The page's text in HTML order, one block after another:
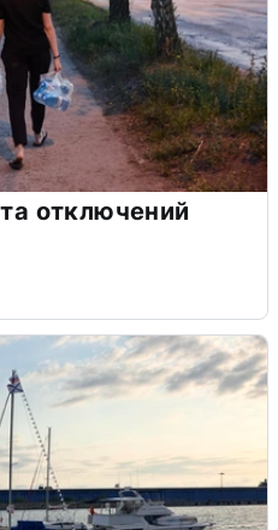
отключений